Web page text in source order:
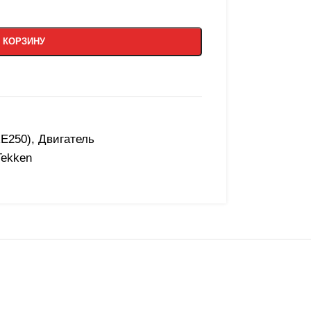
КОРЗИНУ
, Двигатель